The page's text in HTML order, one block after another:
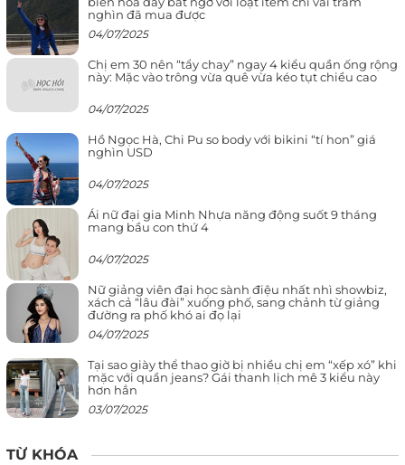
nghìn đã mua được
04/07/2025
Chị em 30 nên “tẩy chay” ngay 4 kiểu quần ống rộng
này: Mặc vào trông vừa quê vừa kéo tụt chiều cao
04/07/2025
Hồ Ngọc Hà, Chi Pu so body với bikini “tí hon” giá
nghìn USD
04/07/2025
Ái nữ đại gia Minh Nhựa năng động suốt 9 tháng
mang bầu con thứ 4
04/07/2025
Nữ giảng viên đại học sành điệu nhất nhì showbiz,
xách cả “lâu đài” xuống phố, sang chảnh từ giảng
đường ra phố khó ai đọ lại
04/07/2025
Tại sao giày thể thao giờ bị nhiều chị em “xếp xó” khi
mặc với quần jeans? Gái thanh lịch mê 3 kiểu này
hơn hẳn
03/07/2025
TỪ KHÓA